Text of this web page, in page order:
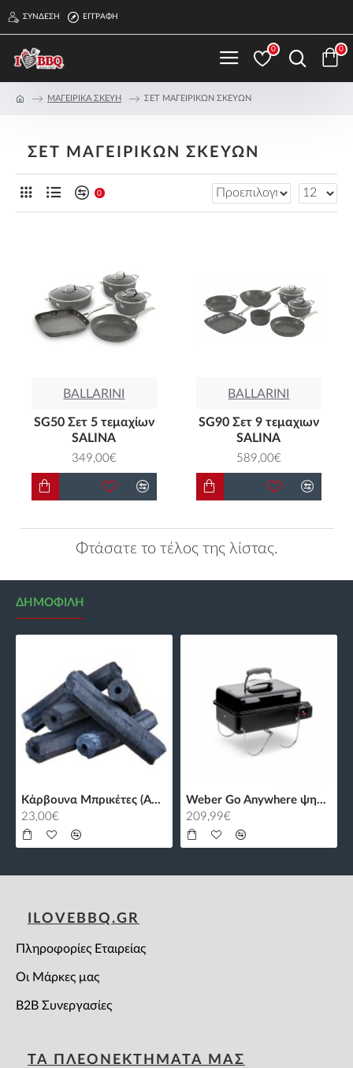
ΣΎΝΔΕΣΗ ΕΓΓΡΑΦΉ
0 0
ΜΑΓΕΙΡΙΚΑ ΣΚΕΥΗ ΣΕΤ ΜΑΓΕΙΡΙΚΩΝ ΣΚΕΥΩΝ
ΣΕΤ ΜΑΓΕΙΡΙΚΩΝ ΣΚΕΥΩΝ
0
BALLARINI
SG50 Σετ 5 τεμαχίων
SALINA
349,00€
BALLARINI
SG90 Σετ 9 τεμαχιων
SALINA
589,00€
Φτάσατε το τέλος της λίστας.
ΔΗΜΟΦΙΛΉ
Κάρβουνα Μπρικέτες (Α+) με Τρύπα - 10kg
23,00€
Weber Go Anywhere ψησταριά υγραερίου
209,99€
ILOVEBBQ.GR
Πληροφορίες Εταιρείας
Οι Μάρκες μας
B2B Συνεργασίες
ΤΑ ΠΛΕΟΝΕΚΤΗΜΑΤΑ ΜΑΣ